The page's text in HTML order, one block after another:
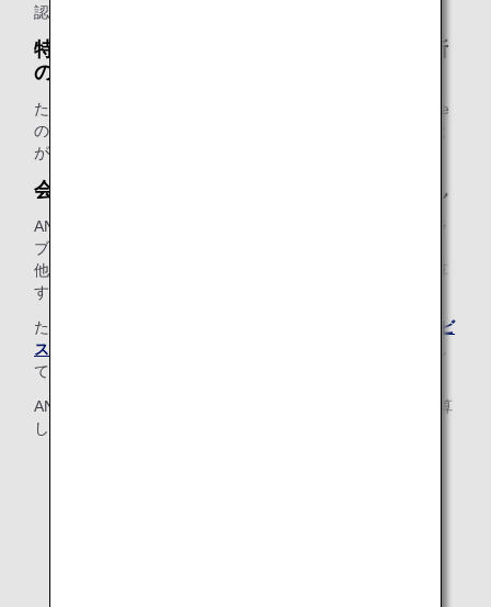
認ください。
特典のお届けは、口座にご登録のお届け先住所
のみです
ただし、ANAセレクション特典や、ANAショッピングA-style
のご利用の場合は、他のお届け先住所をご指定いただくこと
が可能です。その際、お届け先住所は日本国内に限ります。
会員ご本人様によるマイルの合算はできません
ANAマイレージクラブのマイルを、他のANAマイレージクラ
ブのマイル口座のマイルと合算して特典に交換することや、
他の航空会社のフリークエントフライヤープログラムと合算
することはできません。
ただし、
ANAマイレージクラブ ファミリーアカウントサービ
ス をご利用登録いただいているご家族様は、マイルを合算し
て特典にご利用いただくことが可能です。
ANAマイレージクラブ ファミリーアカウントサービスで合算
したマイルは、下記の特典にのみご利用いただけます。